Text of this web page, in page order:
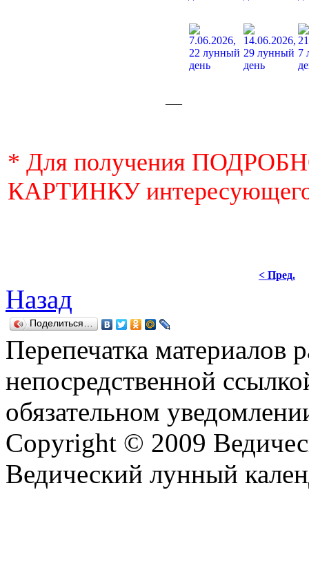
* Для получения
КАРТИНКУ
< Пред.
Назад
Поделиться…
Перепечатка материалов
непосредственной
обязательном
Copyright © 2009
Ведический лунный